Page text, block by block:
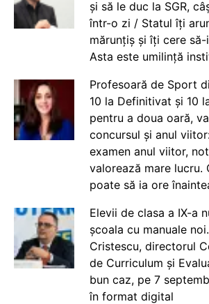
și să le duc la SGR,
într-o zi / Statul îți
mărunțiș și îți cere să-i
Asta este umilință
Profesoară de Sport
10 la Definitivat și 10
pentru a doua oară,
concursul și anul
examen anul viitor,
valorează mare lucru.
poate să ia ore
Elevii de clasa a IX-a
școala cu manuale
Cristescu, directorul
de Curriculum și
bun caz, pe 7
în format digital